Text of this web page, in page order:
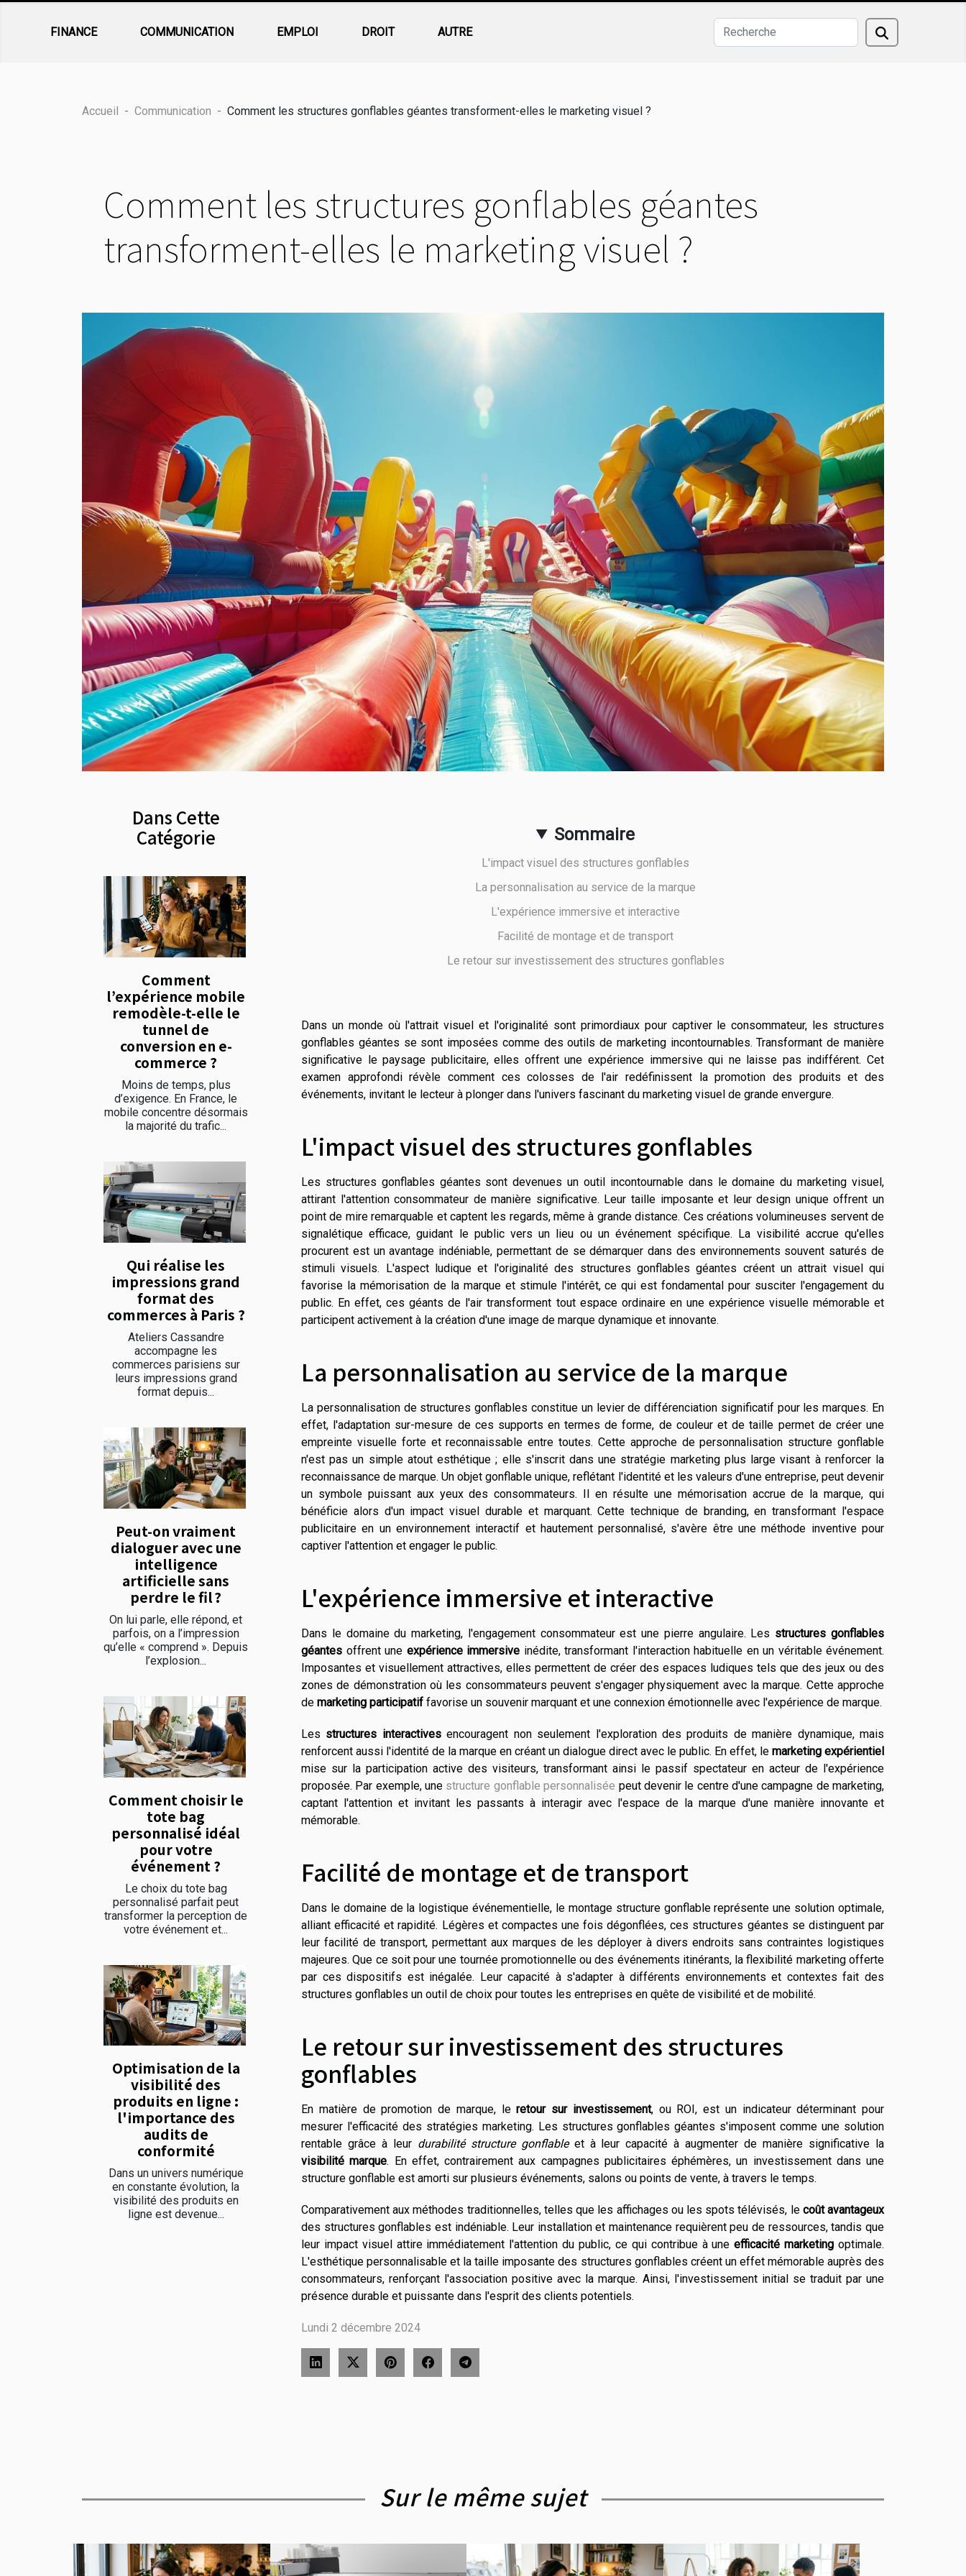
FINANCE COMMUNICATION EMPLOI DROIT AUTRE
Accueil Communication Comment les structures gonflables géantes transforment-elles le marketing visuel ?
Comment les structures gonflables géantes
transforment-elles le marketing visuel ?
Dans Cette
Catégorie
Comment
l’expérience mobile
remodèle-t-elle le
tunnel de
conversion en e-
commerce ?
Moins de temps, plus
d’exigence. En France, le
mobile concentre désormais
la majorité du trafic...
Qui réalise les
impressions grand
format des
commerces à Paris ?
Ateliers Cassandre
accompagne les
commerces parisiens sur
leurs impressions grand
format depuis...
Peut-on vraiment
dialoguer avec une
intelligence
artificielle sans
perdre le fil ?
On lui parle, elle répond, et
parfois, on a l’impression
qu’elle « comprend ». Depuis
l’explosion...
Comment choisir le
tote bag
personnalisé idéal
pour votre
événement ?
Le choix du tote bag
personnalisé parfait peut
transformer la perception de
votre événement et...
Optimisation de la
visibilité des
produits en ligne :
l'importance des
audits de
conformité
Dans un univers numérique
en constante évolution, la
visibilité des produits en
ligne est devenue...
Sommaire
L'impact visuel des structures gonflables
La personnalisation au service de la marque
L'expérience immersive et interactive
Facilité de montage et de transport
Le retour sur investissement des structures gonflables
Dans un monde où l'attrait visuel et l'originalité sont primordiaux pour captiver le consommateur, les structures
gonflables géantes se sont imposées comme des outils de marketing incontournables. Transformant de manière
significative le paysage publicitaire, elles offrent une expérience immersive qui ne laisse pas indifférent. Cet
examen approfondi révèle comment ces colosses de l'air redéfinissent la promotion des produits et des
événements, invitant le lecteur à plonger dans l'univers fascinant du marketing visuel de grande envergure.
L'impact visuel des structures gonflables
Les structures gonflables géantes sont devenues un outil incontournable dans le domaine du marketing visuel,
attirant l'attention consommateur de manière significative. Leur taille imposante et leur design unique offrent un
point de mire remarquable et captent les regards, même à grande distance. Ces créations volumineuses servent de
signalétique efficace, guidant le public vers un lieu ou un événement spécifique. La visibilité accrue qu'elles
procurent est un avantage indéniable, permettant de se démarquer dans des environnements souvent saturés de
stimuli visuels. L'aspect ludique et l'originalité des structures gonflables géantes créent un attrait visuel qui
favorise la mémorisation de la marque et stimule l'intérêt, ce qui est fondamental pour susciter l'engagement du
public. En effet, ces géants de l'air transforment tout espace ordinaire en une expérience visuelle mémorable et
participent activement à la création d'une image de marque dynamique et innovante.
La personnalisation au service de la marque
La personnalisation de structures gonflables constitue un levier de différenciation significatif pour les marques. En
effet, l'adaptation sur-mesure de ces supports en termes de forme, de couleur et de taille permet de créer une
empreinte visuelle forte et reconnaissable entre toutes. Cette approche de personnalisation structure gonflable
n'est pas un simple atout esthétique ; elle s'inscrit dans une stratégie marketing plus large visant à renforcer la
reconnaissance de marque. Un objet gonflable unique, reflétant l'identité et les valeurs d'une entreprise, peut devenir
un symbole puissant aux yeux des consommateurs. Il en résulte une mémorisation accrue de la marque, qui
bénéficie alors d'un impact visuel durable et marquant. Cette technique de branding, en transformant l'espace
publicitaire en un environnement interactif et hautement personnalisé, s'avère être une méthode inventive pour
captiver l'attention et engager le public.
L'expérience immersive et interactive
Dans le domaine du marketing, l'engagement consommateur est une pierre angulaire. Les structures gonflables
géantes offrent une expérience immersive inédite, transformant l'interaction habituelle en un véritable événement.
Imposantes et visuellement attractives, elles permettent de créer des espaces ludiques tels que des jeux ou des
zones de démonstration où les consommateurs peuvent s'engager physiquement avec la marque. Cette approche
de marketing participatif favorise un souvenir marquant et une connexion émotionnelle avec l'expérience de marque.
Les structures interactivesencouragent non seulement l'exploration des produits de manière dynamique, mais
renforcent aussi l'identité de la marque en créant un dialogue direct avec le public. En effet, le marketing expérientiel
mise sur la participation active des visiteurs, transformant ainsi le passif spectateur en acteur de l'expérience
proposée. Par exemple, une structure gonflable personnalisée peut devenir le centre d'une campagne de marketing,
captant l'attention et invitant les passants à interagir avec l'espace de la marque d'une manière innovante et
mémorable.
Facilité de montage et de transport
Dans le domaine de la logistique événementielle, le montage structure gonflable représente une solution optimale,
alliant efficacité et rapidité. Légères et compactes une fois dégonflées, ces structures géantes se distinguent par
leur facilité de transport, permettant aux marques de les déployer à divers endroits sans contraintes logistiques
majeures. Que ce soit pour une tournée promotionnelle ou des événements itinérants, la flexibilité marketing offerte
par ces dispositifs est inégalée. Leur capacité à s'adapter à différents environnements et contextes fait des
structures gonflables un outil de choix pour toutes les entreprises en quête de visibilité et de mobilité.
Le retour sur investissement des structures
gonflables
En matière de promotion de marque, leretour sur investissement, ou ROI, est un indicateur déterminant pour
mesurer l'efficacité des stratégies marketing. Les structures gonflables géantes s'imposent comme une solution
rentable grâce à leur durabilité structure gonflableet à leur capacité à augmenter de manière significative la
visibilité marque. En effet, contrairement aux campagnes publicitaires éphémères, un investissement dans une
structure gonflable est amorti sur plusieurs événements, salons ou points de vente, à travers le temps.
Comparativement aux méthodes traditionnelles, telles que les affichages ou les spots télévisés, le coût avantageux
des structures gonflables est indéniable. Leur installation et maintenance requièrent peu de ressources, tandis que
leur impact visuel attire immédiatement l'attention du public, ce qui contribue à uneefficacité marketing optimale.
L'esthétique personnalisable et la taille imposante des structures gonflables créent un effet mémorable auprès des
consommateurs, renforçant l'association positive avec la marque. Ainsi, l'investissement initial se traduit par une
présence durable et puissante dans l'esprit des clients potentiels.
Lundi 2 décembre 2024
Sur le même sujet